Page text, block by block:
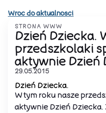
Wroc do aktualnosci
STRONA WWW
Dzień Dziecka.
przedszkolaki
aktywnie Dzień
29.05.2015
Dzień Dziecka.
W tym roku nasze
aktywnie Dzień